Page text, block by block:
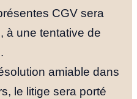
CGV sera
à une tentative de
amiable dans
le litige sera porté